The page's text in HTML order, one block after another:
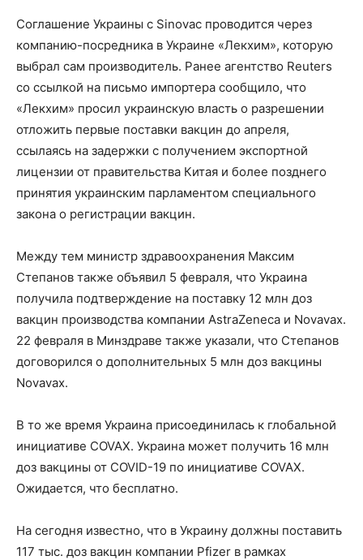
Соглашение Украины с Sinovac проводится через
компанию-посредника в Украине «Лекхим», которую
выбрал сам производитель. Ранее агентство Reuters
со ссылкой на письмо импортера сообщило, что
«Лекхим» просил украинскую власть о разрешении
отложить первые поставки вакцин до апреля,
ссылаясь на задержки с получением экспортной
лицензии от правительства Китая и более позднего
принятия украинским парламентом специального
закона о регистрации вакцин.
Между тем министр здравоохранения Максим
Степанов также объявил 5 февраля, что Украина
получила подтверждение на поставку 12 млн доз
вакцин производства компании AstraZeneca и Novavax.
22 февраля в Минздраве также указали, что Степанов
договорился о дополнительных 5 млн доз вакцины
Novavax.
В то же время Украина присоединилась к глобальной
инициативе COVAX. Украина может получить 16 млн
доз вакцины от COVID-19 по инициативе COVAX.
Ожидается, что бесплатно.
На сегодня известно, что в Украину должны поставить
117 тыс. доз вакцин компании Pfizer в рамках